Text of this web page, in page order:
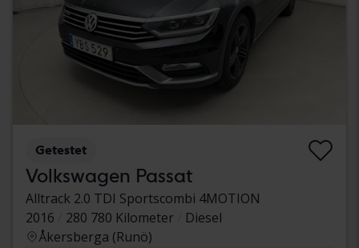
Getestet
Volkswagen Passat
Alltrack 2.0 TDI Sportscombi 4MOTION
2016
280 780 Kilometer
Diesel
Åkersberga (Runö)